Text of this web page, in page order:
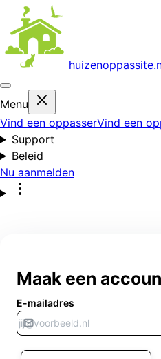
huizenoppas
Menu
Vind een oppasserVind een
Support
Beleid
Nu aanmelden
Maak een
E-mailadres